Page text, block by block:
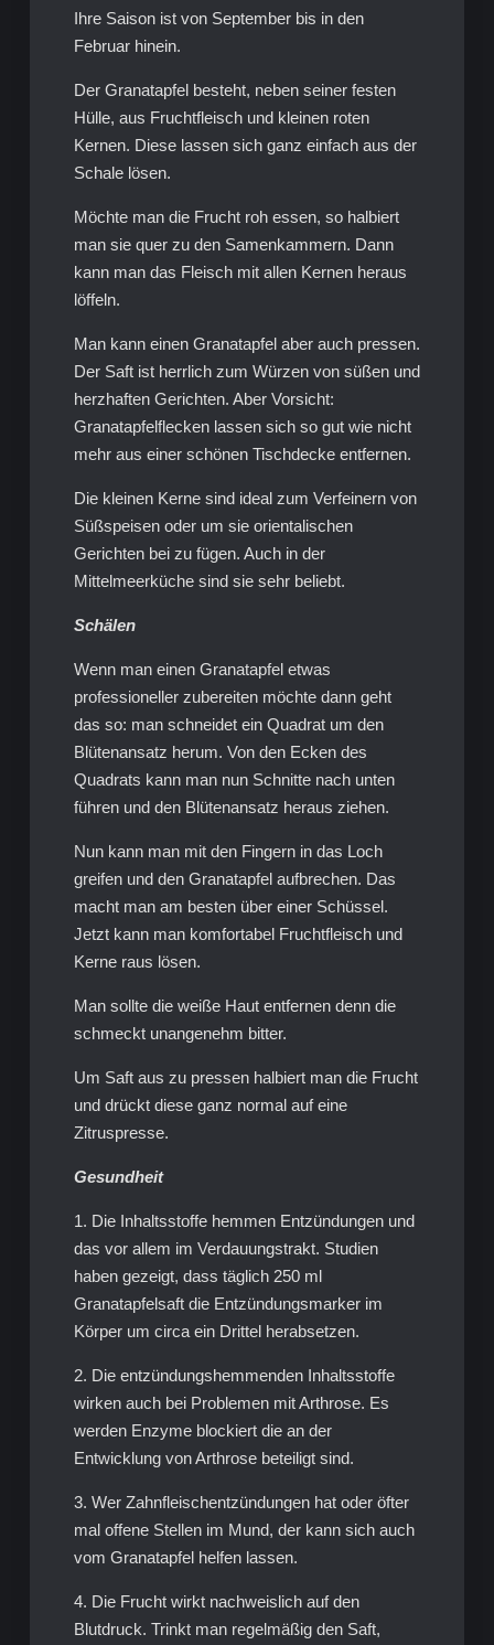
Ihre Saison ist von September bis in den
Februar hinein.
Der Granatapfel besteht, neben seiner festen
Hülle, aus Fruchtfleisch und kleinen roten
Kernen. Diese lassen sich ganz einfach aus der
Schale lösen.
Möchte man die Frucht roh essen, so halbiert
man sie quer zu den Samenkammern. Dann
kann man das Fleisch mit allen Kernen heraus
löffeln.
Man kann einen Granatapfel aber auch pressen.
Der Saft ist herrlich zum Würzen von süßen und
herzhaften Gerichten. Aber Vorsicht:
Granatapfelflecken lassen sich so gut wie nicht
mehr aus einer schönen Tischdecke entfernen.
Die kleinen Kerne sind ideal zum Verfeinern von
Süßspeisen oder um sie orientalischen
Gerichten bei zu fügen. Auch in der
Mittelmeerküche sind sie sehr beliebt.
Schälen
Wenn man einen Granatapfel etwas
professioneller zubereiten möchte dann geht
das so: man schneidet ein Quadrat um den
Blütenansatz herum. Von den Ecken des
Quadrats kann man nun Schnitte nach unten
führen und den Blütenansatz heraus ziehen.
Nun kann man mit den Fingern in das Loch
greifen und den Granatapfel aufbrechen. Das
macht man am besten über einer Schüssel.
Jetzt kann man komfortabel Fruchtfleisch und
Kerne raus lösen.
Man sollte die weiße Haut entfernen denn die
schmeckt unangenehm bitter.
Um Saft aus zu pressen halbiert man die Frucht
und drückt diese ganz normal auf eine
Zitruspresse.
Gesundheit
1. Die Inhaltsstoffe hemmen Entzündungen und
das vor allem im Verdauungstrakt. Studien
haben gezeigt, dass täglich 250 ml
Granatapfelsaft die Entzündungsmarker im
Körper um circa ein Drittel herabsetzen.
2. Die entzündungshemmenden Inhaltsstoffe
wirken auch bei Problemen mit Arthrose. Es
werden Enzyme blockiert die an der
Entwicklung von Arthrose beteiligt sind.
3. Wer Zahnfleischentzündungen hat oder öfter
mal offene Stellen im Mund, der kann sich auch
vom Granatapfel helfen lassen.
4. Die Frucht wirkt nachweislich auf den
Blutdruck. Trinkt man regelmäßig den Saft,